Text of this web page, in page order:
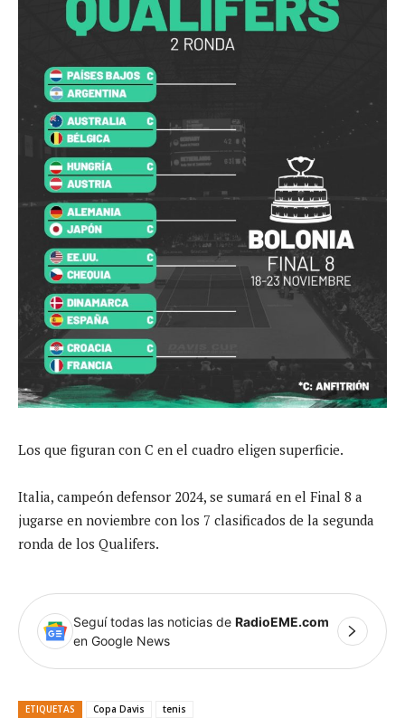
Los que figuran con C en el cuadro eligen superficie.
Italia, campeón defensor 2024, se sumará en el Final 8 a
jugarse en noviembre con los 7 clasificados de la segunda
ronda de los Qualifers.
Seguí todas las noticias de RadioEME.com
en Google News
ETIQUETAS Copa Davis tenis